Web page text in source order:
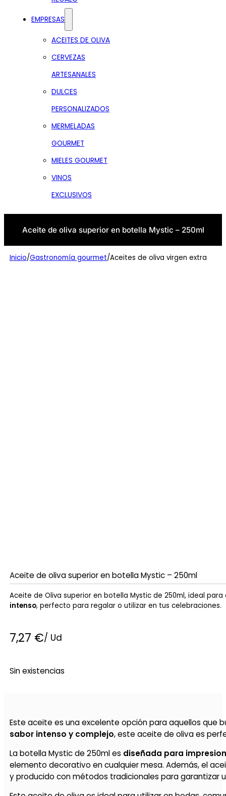
EMPRESAS
ACEITES DE OLIVA
CERVEZAS
ARTESANALES
DULCES
PERSONALIZADOS
MERMELADAS
GOURMET
MIELES GOURMET
VINOS
EXCLUSIVOS
Aceite de oliva superior en botella Mystic – 250ml
Inicio/Gastronomía gourmet/Aceites de oliva virgen extra
Aceite de oliva superior en botella Mystic – 250ml
Aceite de Oliva superior en botella Mystic de 250ml, ideal
intenso, perfecto para regalar o utilizar en tus celebraciones.
7,27 €/ Ud
Sin existencias
Este aceite es una excelente opción para aquellos que
sabor intenso y complejo, este aceite de oliva es
La botella Mystic de 250ml es diseñada para
elemento decorativo en cualquier mesa. Además, el
y producido con métodos tradicionales para garantizar